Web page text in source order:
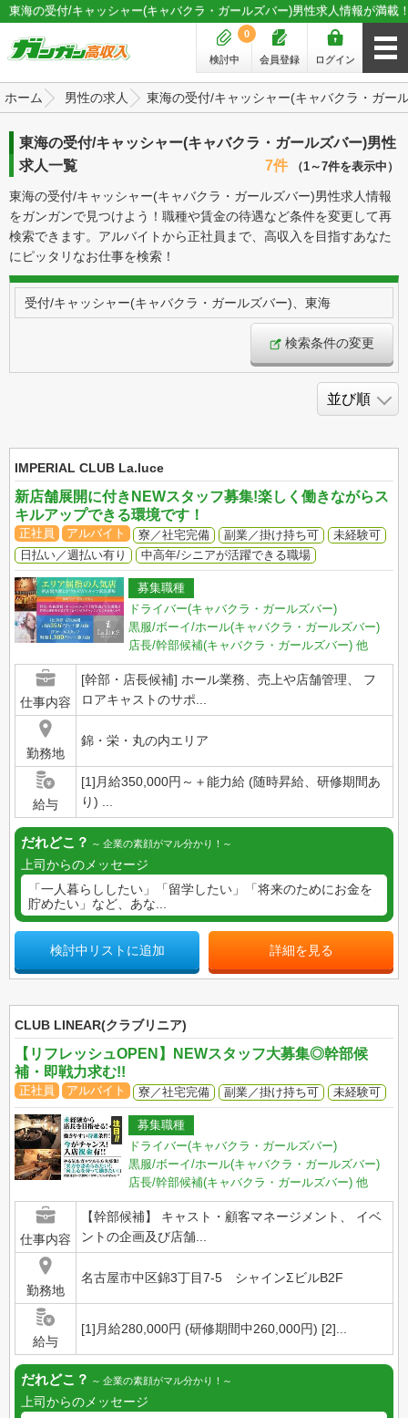
東海の受付/キャッシャー(キャバクラ・ガールズバー)男性求人情報が満載
ログイン
会員登録
検討中
0
ホーム 男性の求人 東海の受付/キャッシャー(キャバクラ・ガー
東海の受付/キャッシャー(キャバクラ・ガールズバー)男性
求人一覧
7件 （1～7件を表示中）
東海の受付/キャッシャー(キャバクラ・ガールズバー)男性求人情報
をガンガンで見つけよう！職種や賃金の待遇など条件を変更して再
検索できます。アルバイトから正社員まで、高収入を目指すあなた
にピッタリなお仕事を検索！
受付/キャッシャー(キャバクラ・ガールズバー)、東海
検索条件の変更
IMPERIAL CLUB La.luce
新店舗展開に付きNEWスタッフ募集!楽しく働きながらス
キルアップできる環境です！
正社員 アルバイト 寮／社宅完備 副業／掛け持ち可
未経験可
日払い／週払い有り
中高年/シニアが活躍できる職場
募集職種
ドライバー(キャバクラ・ガールズバー)
黒服/ボーイ/ホール(キャバクラ・ガールズバー)
店長/幹部候補(キャバクラ・ガールズバー) 他
仕事内容
[幹部・店長候補] ホール業務、売上や店舗管理、 フ
ロアキャストのサポ...
勤務地
錦・栄・丸の内エリア
給与
[1]月給350,000円～＋能力給 (随時昇給、研修期間あ
り) ...
だれどこ？ 企業の素顔がマル分かり！
上司からのメッセージ
「一人暮らししたい」「留学したい」「将来のためにお金を
貯めたい」など、あな...
検討中リストに追加 詳細を見る
CLUB LINEAR(クラブリニア)
【リフレッシュOPEN】NEWスタッフ大募集◎幹部候
補・即戦力求む!!
正社員 アルバイト 寮／社宅完備 副業／掛け持ち可 未経験可
募集職種
ドライバー(キャバクラ・ガールズバー)
黒服/ボーイ/ホール(キャバクラ・ガールズバー)
店長/幹部候補(キャバクラ・ガールズバー) 他
仕事内容
【幹部候補】 キャスト・顧客マネージメント、 イベ
ントの企画及び店舗...
勤務地
名古屋市中区錦3丁目7-5 シャインΣビルB2F
給与
[1]月給280,000円 (研修期間中260,000円) [2]...
だれどこ？ 企業の素顔がマル分かり！
上司からのメッセージ